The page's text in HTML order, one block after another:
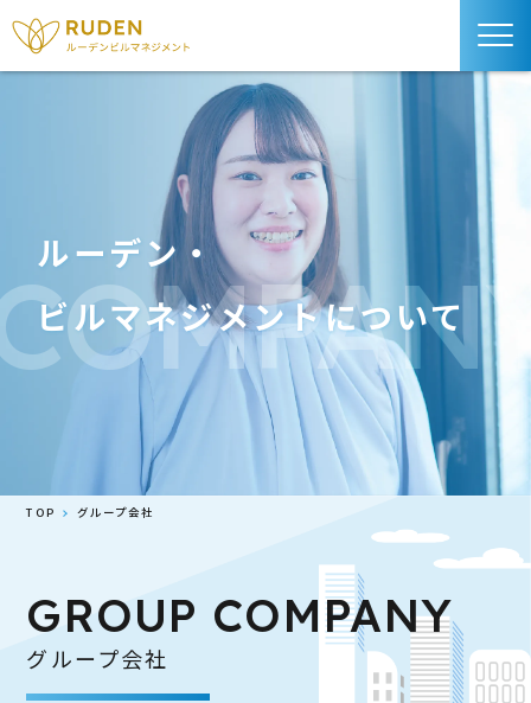
ルーデン・
ビルマネジメントについて
TOP グループ会社
GROUP COMPANY
グループ会社